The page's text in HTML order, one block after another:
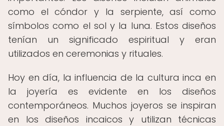
como el cóndor y la serpiente, así como
símbolos como el sol y la luna. Estos diseños
tenían un significado espiritual y eran
utilizados en ceremonias y rituales.
Hoy en día, la influencia de la cultura inca en
la joyería es evidente en los diseños
contemporáneos. Muchos joyeros se inspiran
en los diseños incaicos y utilizan técnicas